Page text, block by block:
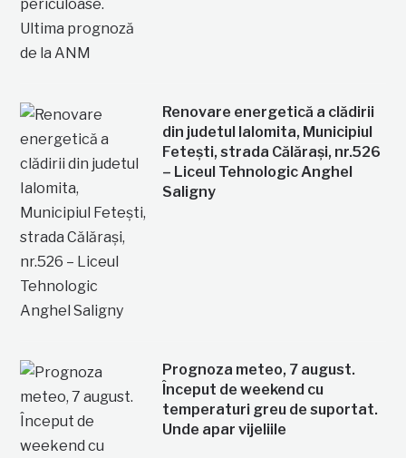
Renovare energetică a clădirii
din judetul Ialomita, Municipiul
Fetești, strada Călărași, nr.526
– Liceul Tehnologic Anghel
Saligny
Prognoza meteo, 7 august.
Început de weekend cu
temperaturi greu de suportat.
Unde apar vijeliile